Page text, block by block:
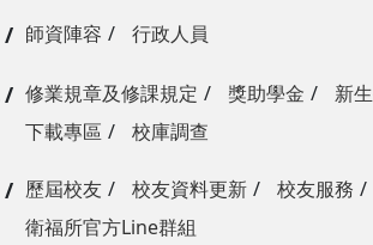
師資陣容 行政人員
修業規章及修課規定 獎助學金
新
下載專區
校庫調查
歷屆校友 校友資料更新
校友服務
衛福所官方Line群組